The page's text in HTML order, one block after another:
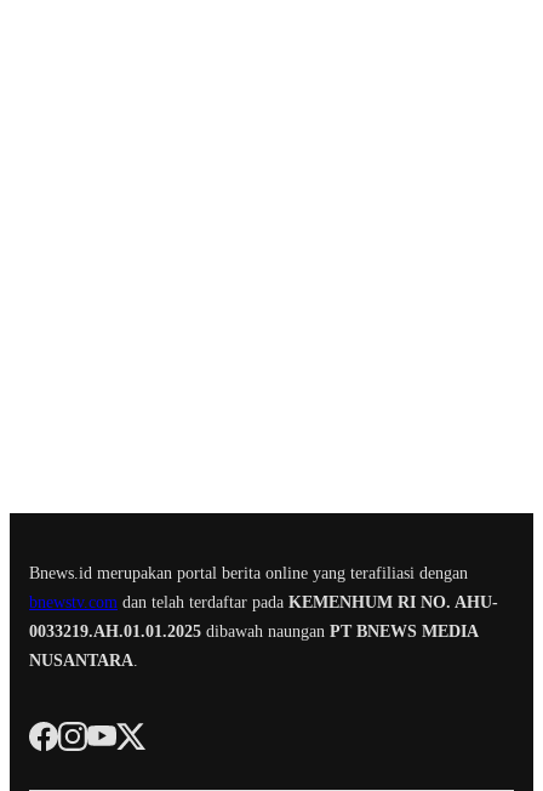
Bnews.id merupakan portal berita online yang terafiliasi dengan
bnewstv.com dan telah terdaftar pada KEMENHUM RI NO. AHU-
0033219.AH.01.01.2025 dibawah naungan PT BNEWS MEDIA
NUSANTARA.